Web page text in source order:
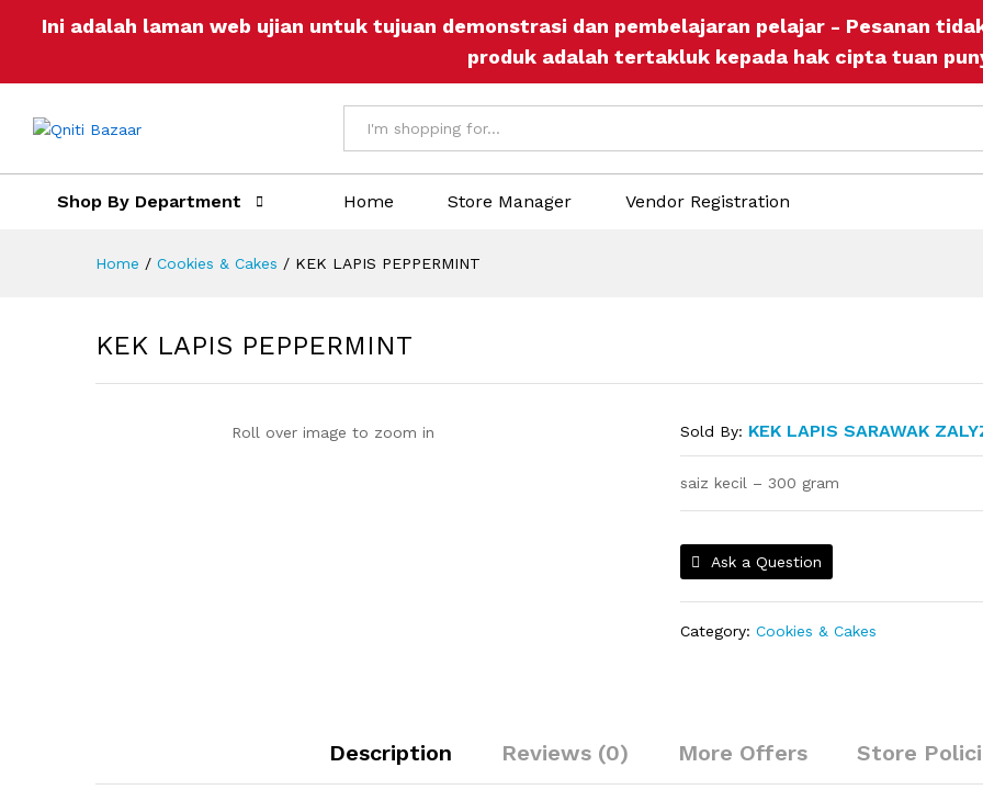
Ini adalah laman web ujian untuk tujuan demonstrasi dan pembelajaran pelajar - Pesanan
produk adalah tertakluk kepada hak cipta tuan
Shop By Department Home Store Manager Vendor Registration
Home / Cookies & Cakes / KEK LAPIS PEPPERMINT
KEK LAPIS PEPPERMINT
Roll over image to zoom in Sold By: KEK LAPIS SARAWAK
saiz kecil – 300 gram
Ask a Question
Category:Cookies & Cakes
Description Reviews (0) More Offers Store
Description Reviews (0) More Offers Store Policies Inquiries